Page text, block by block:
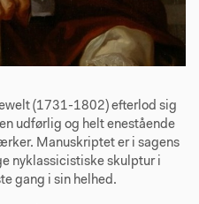
(1731-1802) efterlod sig
udførlig og helt enestående
Manuskriptet er i sagens
nyklassicistiske skulptur i
gang i sin helhed.